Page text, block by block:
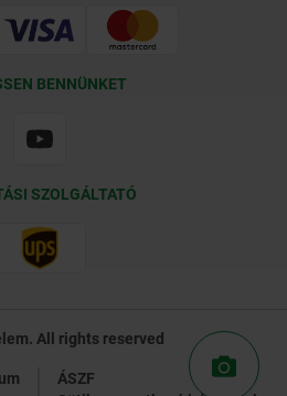
BENNÜNKET
SZOLGÁLTATÓ
All rights reserved
ÁSZF